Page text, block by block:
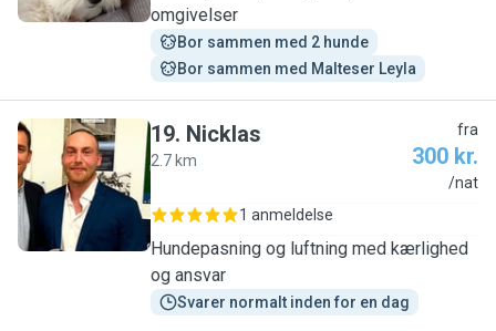
omgivelser
Bor sammen med 2 hunde
Bor sammen med Malteser Leyla
N
19. Nicklas
2.7 km
fra
300 kr.
/nat
1 anmeldelse
Hundepasning og luftning med kærlighed
og ansvar
Svarer normalt inden for en dag